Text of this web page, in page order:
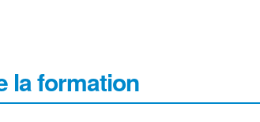
la formation